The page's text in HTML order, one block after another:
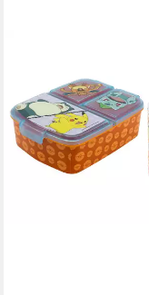
Lunchbox Pokemon
Kinder 2 tlg. Set
ALU Trinkflasche, (2-
Spar-Set), 400 ml
18,95 €
lieferbar - in 4-5